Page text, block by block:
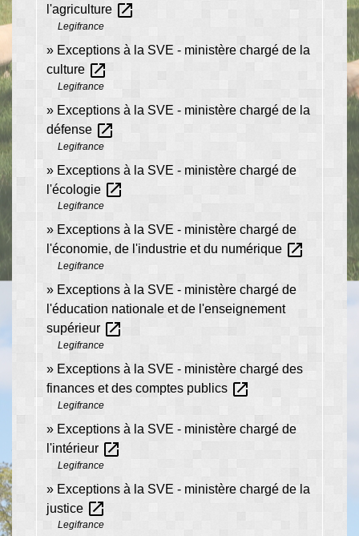
l'agriculture open_in_new
Legifrance
Exceptions à la SVE - ministère chargé de la
culture open_in_new
Legifrance
Exceptions à la SVE - ministère chargé de la
défense open_in_new
Legifrance
Exceptions à la SVE - ministère chargé de
l'écologie open_in_new
Legifrance
Exceptions à la SVE - ministère chargé de
l'économie, de l'industrie et du numérique open_in_new
Legifrance
Exceptions à la SVE - ministère chargé de
l'éducation nationale et de l'enseignement
supérieur open_in_new
Legifrance
Exceptions à la SVE - ministère chargé des
finances et des comptes publics open_in_new
Legifrance
Exceptions à la SVE - ministère chargé de
l'intérieur open_in_new
Legifrance
Exceptions à la SVE - ministère chargé de la
justice open_in_new
Legifrance